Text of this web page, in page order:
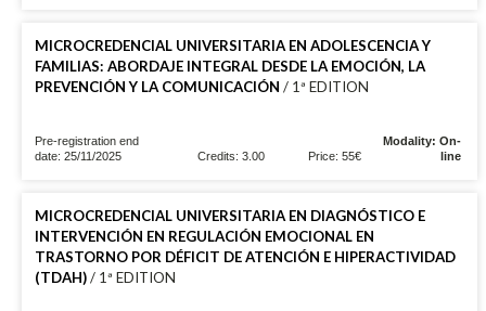
MICROCREDENCIAL UNIVERSITARIA EN ADOLESCENCIA Y
FAMILIAS: ABORDAJE INTEGRAL DESDE LA EMOCIÓN, LA
PREVENCIÓN Y LA COMUNICACIÓN / 1ª EDITION
Pre-registration end
date: 25/11/2025
Credits: 3.00 Price: 55€
Modality: On-
line
MICROCREDENCIAL UNIVERSITARIA EN DIAGNÓSTICO E
INTERVENCIÓN EN REGULACIÓN EMOCIONAL EN
TRASTORNO POR DÉFICIT DE ATENCIÓN E HIPERACTIVIDAD
(TDAH)/ 1ª EDITION